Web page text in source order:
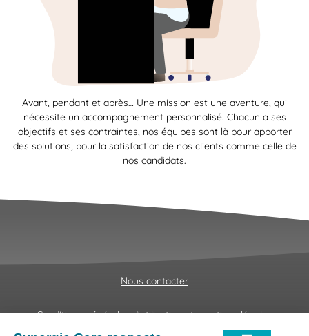
Avant, pendant et après… Une mission est une aventure, qui
nécessite un accompagnement personnalisé. Chacun a ses
objectifs et ses contraintes, nos équipes sont là pour apporter
des solutions, pour la satisfaction de nos clients comme celle de
nos candidats.
Nous contacter
Conditions générales d'utilisation et mentions légales